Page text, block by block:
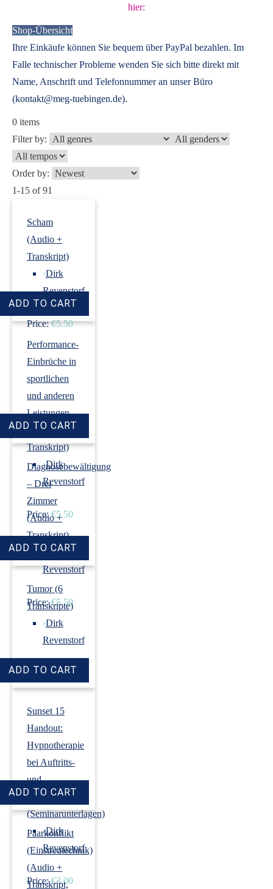
hier:
Shop-Übersicht
Ihre Einkäufe können Sie bequem über PayPal bezahlen. Im
Falle technischer Probleme wenden Sie sich bitte direkt mit
Name, Anschrift und Telefonnummer an unser Büro
(kontakt@meg-tuebingen.de).
0 items
Filter by:
Order by:
1-15 of 91
Scham
(Audio +
Transkript)
›Dirk
Revenstorf
Price: €5.50
Performance-
Einbrüche in
sportlichen
und anderen
Leistungen
(Audio +
Transkript)
›Dirk
Revenstorf
Price: €5.50
Diagnosebewältigung
– Drei
Zimmer
(Audio +
Transkript)
›Dirk
Revenstorf
Price: €5.50
Tumor (6
Transkripte)
›Dirk
Revenstorf
Price: €18.00
Sunset 15
Handout:
Hypnotherapie
bei Auftritts-
und
Prüfungsangst
(Seminarunterlagen)
›Dirk
Revenstorf
Price: €3.00
Paarkonflikt
(Einstreutechnik)
(Audio +
Transkript,